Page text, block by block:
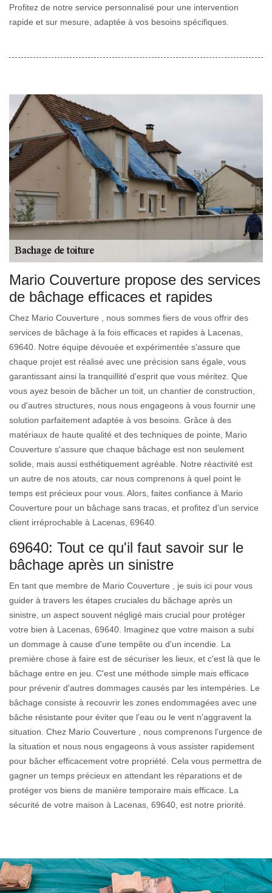
Profitez de notre service personnalisé pour une intervention
rapide et sur mesure, adaptée à vos besoins spécifiques.
Mario Couverture propose des services
de bâchage efficaces et rapides
Chez Mario Couverture , nous sommes fiers de vous offrir des
services de bâchage à la fois efficaces et rapides à Lacenas,
69640. Notre équipe dévouée et expérimentée s'assure que
chaque projet est réalisé avec une précision sans égale, vous
garantissant ainsi la tranquillité d'esprit que vous méritez. Que
vous ayez besoin de bâcher un toit, un chantier de construction,
ou d'autres structures, nous nous engageons à vous fournir une
solution parfaitement adaptée à vos besoins. Grâce à des
matériaux de haute qualité et des techniques de pointe, Mario
Couverture s'assure que chaque bâchage est non seulement
solide, mais aussi esthétiquement agréable. Notre réactivité est
un autre de nos atouts, car nous comprenons à quel point le
temps est précieux pour vous. Alors, faites confiance à Mario
Couverture pour un bâchage sans tracas, et profitez d'un service
client irréprochable à Lacenas, 69640.
69640: Tout ce qu'il faut savoir sur le
bâchage après un sinistre
En tant que membre de Mario Couverture , je suis ici pour vous
guider à travers les étapes cruciales du bâchage après un
sinistre, un aspect souvent négligé mais crucial pour protéger
votre bien à Lacenas, 69640. Imaginez que votre maison a subi
un dommage à cause d'une tempête ou d'un incendie. La
première chose à faire est de sécuriser les lieux, et c'est là que le
bâchage entre en jeu. C'est une méthode simple mais efficace
pour prévenir d'autres dommages causés par les intempéries. Le
bâchage consiste à recouvrir les zones endommagées avec une
bâche résistante pour éviter que l'eau ou le vent n'aggravent la
situation. Chez Mario Couverture , nous comprenons l'urgence de
la situation et nous nous engageons à vous assister rapidement
pour bâcher efficacement votre propriété. Cela vous permettra de
gagner un temps précieux en attendant les réparations et de
protéger vos biens de manière temporaire mais efficace. La
sécurité de votre maison à Lacenas, 69640, est notre priorité.